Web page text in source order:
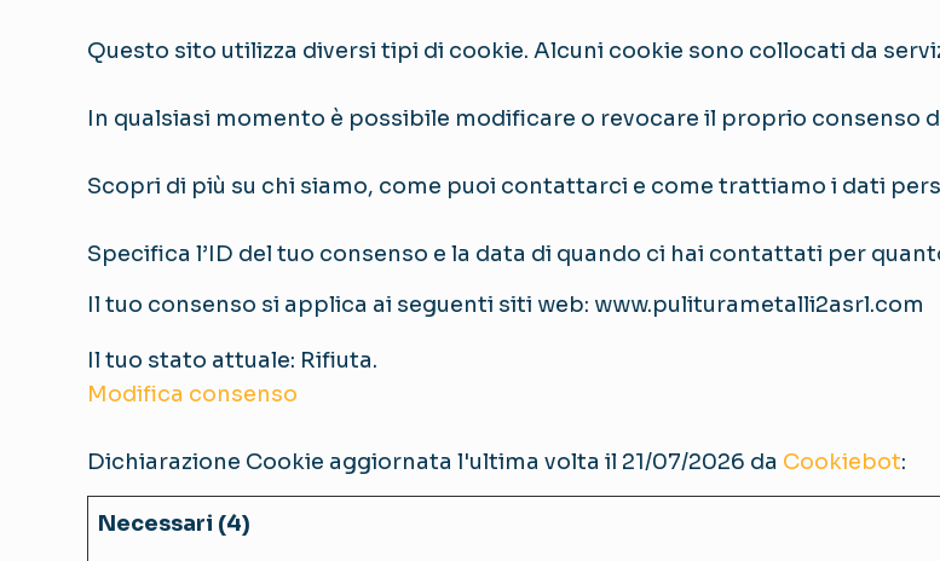
Questo sito utilizza diversi tipi di cookie. Alcuni cookie sono collocati da
In qualsiasi momento è possibile modificare o revocare il proprio consenso
Scopri di più su chi siamo, come puoi contattarci e come trattiamo i dati
Specifica l’ID del tuo consenso e la data di quando ci hai contattati per
Il tuo consenso si applica ai seguenti siti web: www.puliturametalli2asrl.com
Il tuo stato attuale: Rifiuta.
Modifica consenso
Dichiarazione Cookie aggiornata l'ultima volta il 21/07/2026 da Cookiebot:
Necessari (4)